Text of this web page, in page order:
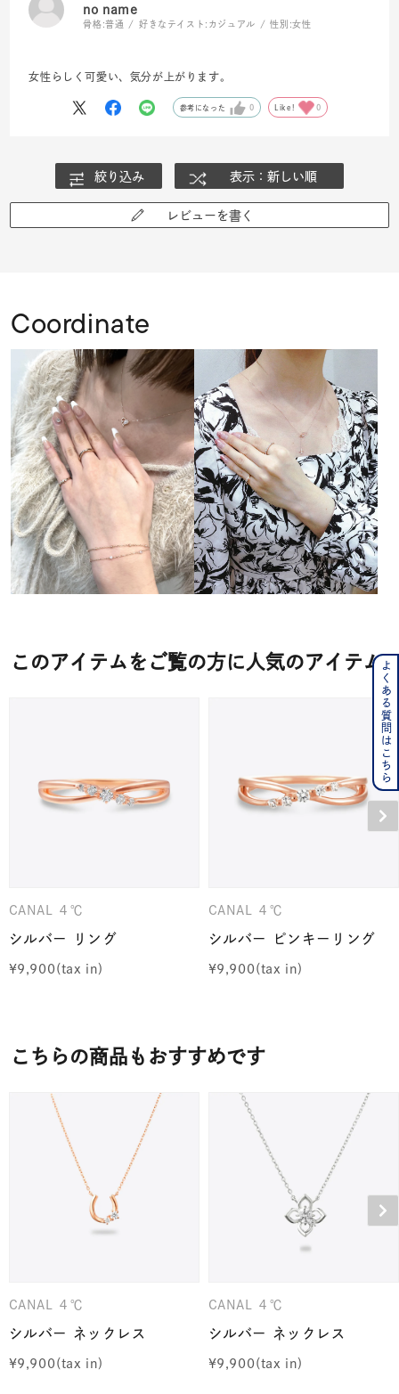
no name
骨格:普通 好きなテイスト: カジュアル 性別:女性
女性らしく可愛い、気分が上がります。
参考になった 0 Like! 0
絞り込み 表示：新しい順
レビューを書く
Coordinate
このアイテムをご覧の方に人気のアイテム
CANAL ４℃
シルバー リング
¥9,900
CANAL ４℃
シルバー ピンキーリング
¥9,900
こちらの商品もおすすめです
CANAL ４℃
シルバー ネックレス
¥9,900
CANAL ４℃
シルバー ネックレス
¥9,900
よくある質問はこちら